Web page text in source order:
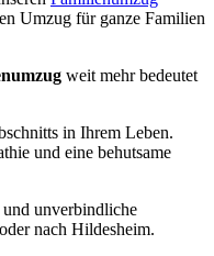
Umzug für ganze Familien
weit mehr bedeutet
in Ihrem Leben.
und eine behutsame
und unverbindliche
nach Hildesheim.